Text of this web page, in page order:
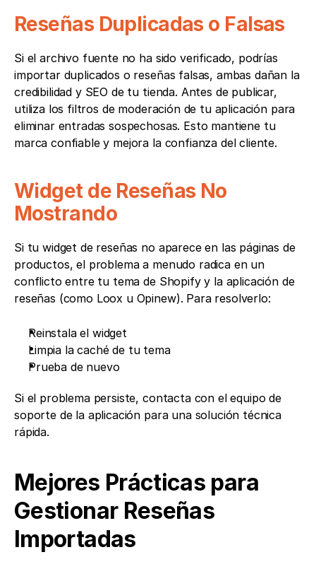
Reseñas Duplicadas o Falsas
Si el archivo fuente no ha sido verificado, podrías
importar duplicados o reseñas falsas, ambas dañan la
credibilidad y SEO de tu tienda. Antes de publicar,
utiliza los filtros de moderación de tu aplicación para
eliminar entradas sospechosas. Esto mantiene tu
marca confiable y mejora la confianza del cliente.
Widget de Reseñas No
Mostrando
Si tu widget de reseñas no aparece en las páginas de
productos, el problema a menudo radica en un
conflicto entre tu tema de Shopify y la aplicación de
reseñas (como Loox u Opinew). Para resolverlo:
Reinstala el widget
Limpia la caché de tu tema
Prueba de nuevo
Si el problema persiste, contacta con el equipo de
soporte de la aplicación para una solución técnica
rápida.
Mejores Prácticas para
Gestionar Reseñas
Importadas